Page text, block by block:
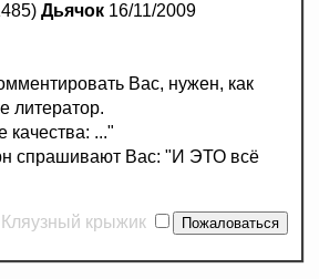
Дьячок 16/11/2009
Вас, нужен, как
литератор.
качества: ..."
спрашивают Вас: "И ЭТО всё
Кляузный крыжик